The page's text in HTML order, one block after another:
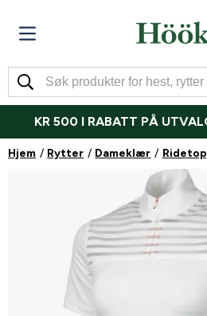
KR 500 I RABATT PÅ
Hjem Rytter Dameklær